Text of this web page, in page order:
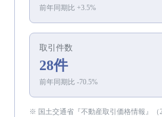
前年同期比 +3.5%
取引件数
28件
前年同期比 -70.5%
※ 国土交通省『不動産取引価格情報』（